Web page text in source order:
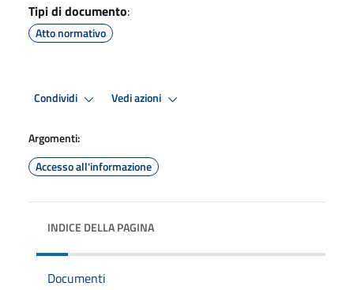
Tipi di documento:
Atto normativo
Condividi Vedi azioni
Argomenti:
Accesso all'informazione
INDICE DELLA PAGINA
Documenti